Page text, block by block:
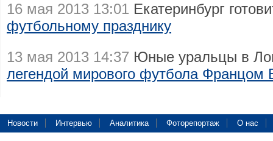
16 мая 2013 13:01 Екатеринбург
футбольному празднику
13 мая 2013 14:37 Юные уральцы в
легендой мирового футбола Францом
Новости Интервью Аналитика Фоторепортаж О нас